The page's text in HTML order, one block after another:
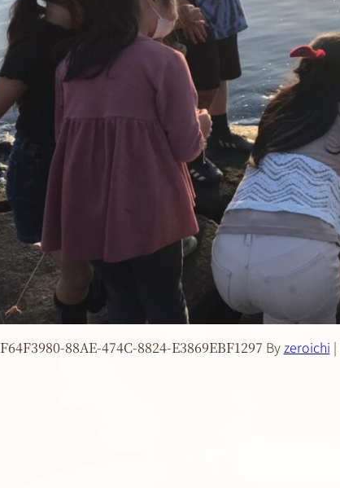
F64F3980-88AE-474C-8824-E3869EBF1297 Byzeroichi |